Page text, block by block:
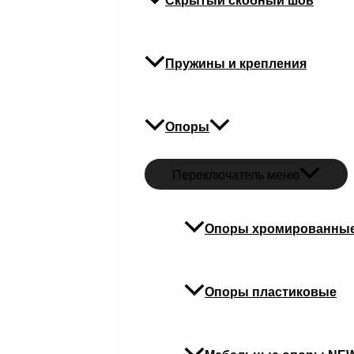
Пружины и крепления
Опоры
Переключатель меню
Опоры
Опоры пластиковые